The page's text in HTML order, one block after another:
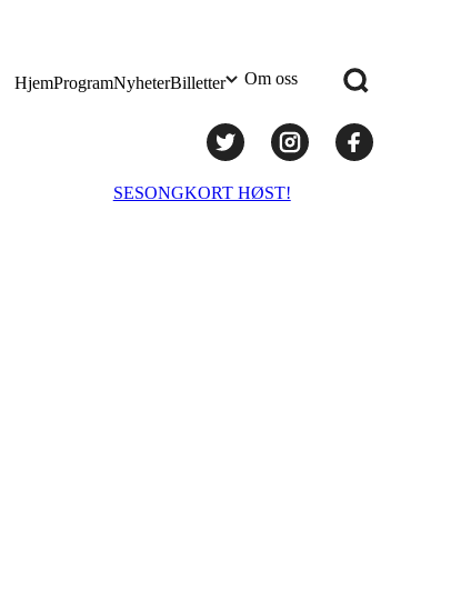
HjemProgramNyheterBilletter Om oss
SESONGKORT HØST!